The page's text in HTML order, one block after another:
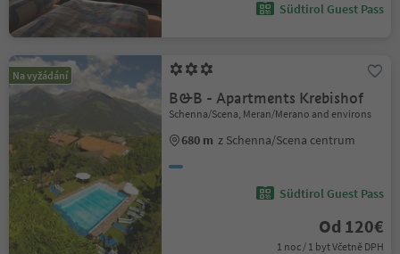
Südtirol Guest Pass
Na vyžádání
B&B - Apartments Krebishof
Schenna/Scena, Meran/Merano and environs
680 m z Schenna/Scena centrum
Südtirol Guest Pass
Od 120€
1 noc / 1 byt Včetně DPH